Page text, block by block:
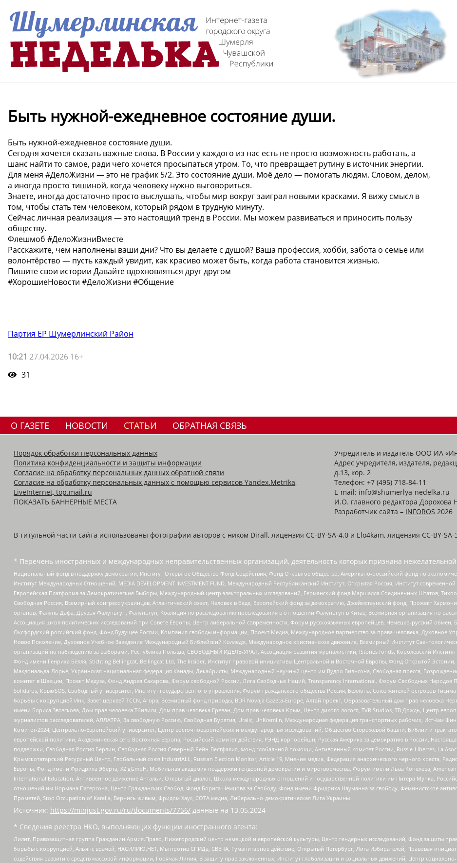
Быть нужной-ежедневное состояние души.
Быть нужной-ежедневное состояние души.
Сегодня хочется сказать важные слова. В России у каждого из нас есть не просто возможность работать, а
шанс найти то самое, ради чего хочется просыпаться утром. То, что превращает рутину в источник энергии.
Для меня #ДелоЖизни — это не график 5/2. Это состояние души. Моё дело — помогать людям. Словом, делом,
а иногда просто тишиной, когда человеку нужно выговориться.
Знаете, иногда достаточно просто выслушать, чтобы мир вокруг заиграл новыми красками. Я вижу смысл в
том, чтобы стать тем человеком, который рядом в трудную минуту.
Сейчас личная реализация — это настоящий тренд в России. Мы можем развиваться и приносить пользу
обществу.
Флешмоб #ДелоЖизниВместе
Расскажите, чем наполнены ваши дни? Что вы делаете с душой? Ваша профессия, хобби, забота о семье или
волонтёрство — пусть каждый увидит, как красиво может быть, когда работа становится жизнью.
Пишите свои истории Давайте вдохновляться друг другом
#ХорошиеНовости #ДелоЖизни #Общение
Партия ЕР Шумерлинский Район
10:21 27.04.2026 16+
31
О ГАЗЕТЕ НОВОСТИ СТАТЬИ ОБРАТНАЯ СВЯЗЬ
Порядок обработки персональных данных
Политика конфиденциальности и защиты информации
Согласие на обработку персональных данных обратной связи
Согласие на обработку персональных данных с помощью сервисов Yandex.Metrika,
LiveInternet, top.mail.ru
ПОКАЗАТЬ БАННЕРНЫЕ МЕСТА
Учредитель и издатель ООО ИА
Адрес учредителя, издателя,
д.13, кор. 2
Телефон: +7 (495) 718-84-11
E-mail: info@shumerlya-nedelka.ru
И.О. главного редактора Дорохова
Разработчик сайта – INFOROS 2026
В титульной части сайта использованы фотографии авторов с ником Dirall, лицензия CC-BY-SA-4.0 и Elo4kam, лицензия CC-BY-SA-
* Перечень иностранных и международных неправительственных организаций, деятельность которых признана
Национальный фонд в поддержку демократии, Институт Открытое Общество Фонд Содействия, Фонд Открытое общество, Американо-российский фонд по
Институт Международных Отношений, MEDIA DEVELOPMENT INVESTMENT FUND, Международный Республиканский Институт, Открытая Россия, Институт
Европейская Платформа за Демократические Выборы, Международный центр электоральных исследований, Германский фонд Маршалла Соединенных Штатов,
Свободная Россия, Всемирный конгресс украинцев, Атлантический совет, Человек в беде, Европейский фонд за демократию, Джеймстаунский фонд, Прожект
органов, Фалунь Дафа, Друзья Фалуньгун, Фалуньгун, Коалиция по расследованию преследования в отношении Фалуньгун в Китае, Всемирная организация по
Ассоциация школ политических исследований при Совете Европы, Центр либеральной современности, Форум русскоязычных европейцев, Немецко-русский обмен,
Оксфордский российский фонд, Фонд Будущее России, Компания свободы информации, Проект Медиа, Международное партнерство за права человека, Духовное
Новое Поколение, Духовное Учебное Заведение Международный Библейский Колледж, Международное христианское движение, Всемирный Институт
организаций по наблюдению за выборами, Республика Польша, СВОБОДНЫЙ ИДЕЛЬ-УРАЛ, Ассоциация развития журналистики, IStories fonds, Королевский
Фонд имени Генриха Бёлля, Stichting Bellingcat, Bellingcat Ltd, The Insider, Институт правовой инициативы Центральной и Восточной Европы, Фонд Открытой Эстонии,
Макдональда-Лорье, Украинская национальная федерация Канады, Декабристы, Международный научный центр им Вудро Вильсона, Свободная пресса,
комитет в Швеции, Проект Медуза, Фонд Андрея Сахарова, Форум свободной России, Лига Свободных Наций, Transparеncy International, Форум Свободных Народов
Solidarus, КрымSOS, Свободный университет, Институт государственного управления, Форум гражданского общества Россия, Беллона, Союз жителей островов
борьбы с коррупцией Инк, Завет церквей TCCN, Агора, Всемирный фонд природы, BDR Novaja Gazeta-Europe, Алтай проект, Образовательный дом прав человека
имени Бориса Звозскова, Дом прав человека Тбилиси, Дом прав человека Ереван, Дом прав человека Крым, Центр дикого лосося, TVR Studios, ТВ Дождь, Центр
журналистов расследователей, АЛЛАТРА, За свободную Россию, Свободная Бурятия, Uralic, UnKremlin, Международная федерация транспортных рабочих, ИстЧам
Комитет-2024, Центрально-Европейский университет, Центр восточноевропейских и международных исследований, Общество Сторожевой башни, Библии и
европейской политики, Академическая сеть Восточная Европа, Российский комитет действия, РЭНД корпорейшн, Русская Америка за демократию в России,
поддержки, Свободная Россия Берлин, Свободная Россия Северный Рейн-Вестфалия, Фонд глобальной помощи, Антивоенный комитет России, Russie-Libertes, La
Крымскотатарский Ресурсный Центр, Глобальный союз IndustriALL, Russian Election Monitor, Article 19, Мнение медиа, Федерация анархического черного креста,
Европы, Фонд имени Фридриха Эберта, XZ gGmbH, Мобильная академия поддержки гендерной демократии и миротворчества, Форум имени Льва Копелева,
International Education, Антивоенное движение Антальи, Открытый диалог, Школа международных отношений и государственной политики им Питера Мунка,
отношений им Нормана Патерсона, Центр Гражданских Свобод, Фонд Бориса Немцова за Свободу, Фонд имени Фридриха Науманна за свободу, Феминистское
Прометей, Stop Occupation of Karelia, Вернись живым, Фридом Хаус, СОТА медиа, Либерально-демократическая Лига Украины
Источник: https://minjust.gov.ru/ru/documents/7756/ данные на 13.05.2024
* Сведения реестра НКО, выполняющих функции иностранного агента:
Лилит, Правозащитная группа Гражданин.Армия.Право, Нижегородский центр немецкой и европейской культуры, Центр гендерных исследований, Фонд защиты
борьбы с коррупцией, Альянс врачей, НАСИЛИЮ.НЕТ, Мы против СПИДа, СВЕЧА, Гуманитарное действие, Открытый Петербург, Лига Избирателей, Правовая
содействия развитию средств массовой информации, Горячая Линия, В защиту прав заключенных, Институт глобализации и социальных движений, Центр